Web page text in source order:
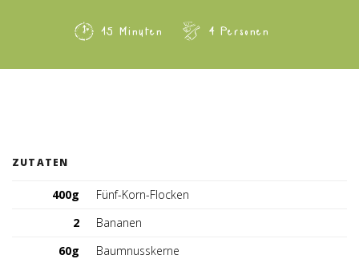
15 Minuten 4 Personen
ZUTATEN
400g
Fünf-Korn-Flocken
2
Bananen
60g
Baumnusskerne